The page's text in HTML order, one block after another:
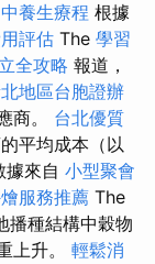
養生療程 根據
評估 The 學習
全攻略 報道，
地區台胞證辦
商。 台北優質
平均成本（以
據來自 小型聚會
服務推薦 The
播種結構中穀物
上升。 輕鬆消